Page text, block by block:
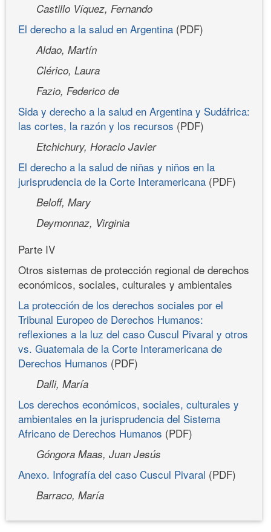
Castillo Víquez, Fernando
El derecho a la salud en Argentina (PDF)
Aldao, Martín
Clérico, Laura
Fazio, Federico de
Sida y derecho a la salud en Argentina y Sudáfrica:
las cortes, la razón y los recursos (PDF)
Etchichury, Horacio Javier
El derecho a la salud de niñas y niños en la
jurisprudencia de la Corte Interamericana (PDF)
Beloff, Mary
Deymonnaz, Virginia
Parte IV
Otros sistemas de protección regional de derechos
económicos, sociales, culturales y ambientales
La protección de los derechos sociales por el
Tribunal Europeo de Derechos Humanos:
reflexiones a la luz del caso Cuscul Pivaral y otros
vs. Guatemala de la Corte Interamericana de
Derechos Humanos (PDF)
Dalli, María
Los derechos económicos, sociales, culturales y
ambientales en la jurisprudencia del Sistema
Africano de Derechos Humanos (PDF)
Góngora Maas, Juan Jesús
Anexo. Infografía del caso Cuscul Pivaral (PDF)
Barraco, María